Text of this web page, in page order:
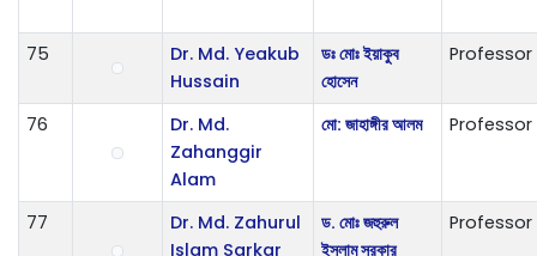
75
Dr. Md. Yeakub
Hussain
ডঃ মোঃ ইয়াকুব
হোসেন
Professor
76
Dr. Md.
Zahanggir
Alam
মো: জাহাঙ্গীর আলম Professor
77
Dr. Md. Zahurul
Islam Sarkar
ড. মোঃ জহুরুল
ইসলাম সরকার
Professor